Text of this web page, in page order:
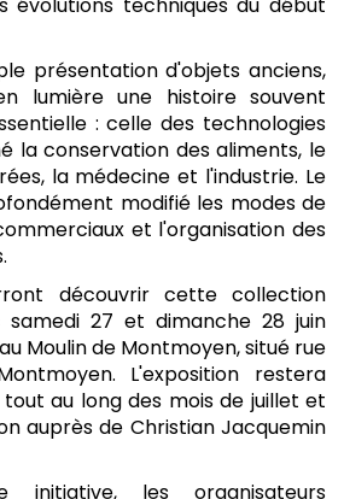
évolutions techniques du début
présentation d'objets anciens,
lumière une histoire souvent
: celle des technologies
la conservation des aliments, le
la médecine et l'industrie. Le
modifié les modes de
et l'organisation des
découvrir cette collection
samedi 27 et dimanche 28 juin
Moulin de Montmoyen, situé rue
L'exposition restera
au long des mois de juillet et
auprès de Christian Jacquemin
les organisateurs